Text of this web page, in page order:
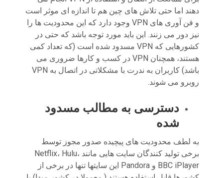
دهند اما حتی تلاش های چین هم تا اندازه ای موثر است
و فن آوری های VPN وجود دارد که این محدودیت ها را
نیز دور می زنند. این باید مورد توجه باشد که حتی در
کشورهایی که VPN مسدود شده است (که تعداد کمی
هستند، همچنان VPN در کسب و کارها ضروری می
باشد) کاربران به ندرت با مشکلاتی در اتصال به VPN
روبرو می شوند.
دسترسی به مطالب مسدود
شده
به لطف محدودیت های پیچیده صدور مجوز توسط
برخی تولید کنندگان سایت هایی مانند Netflix، Hulu،
BBC iPlayer و Pandora این سایتها تنها در برخی از